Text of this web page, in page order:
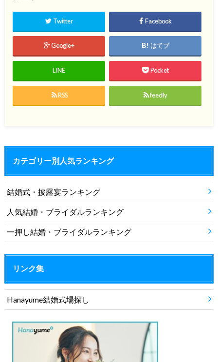
Twitter Facebook
Google+ はてブ
LINE Pocket
RSS feedly
カテゴリー別人気ランキング
結婚式・披露宴ランキング
人気結婚・ブライダルランキング
一押し結婚・ブライダルランキング
リンク集
Hanayume結婚式場探し